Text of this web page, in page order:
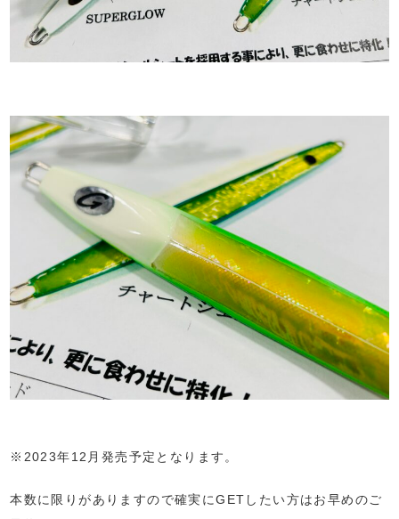
※2023年12月発売予定となります。
本数に限りがありますので確実にGETしたい方はお早めのご